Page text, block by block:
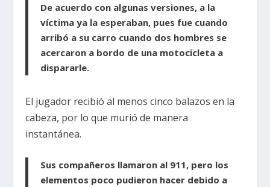
De acuerdo con algunas versiones, a la
víctima ya la esperaban, pues fue cuando
arribó a su carro cuando dos hombres se
acercaron a bordo de una motocicleta a
dispararle.
El jugador recibió al menos cinco balazos en la
cabeza, por lo que murió de manera
instantánea.
Sus compañeros llamaron al 911, pero los
elementos poco pudieron hacer debido a